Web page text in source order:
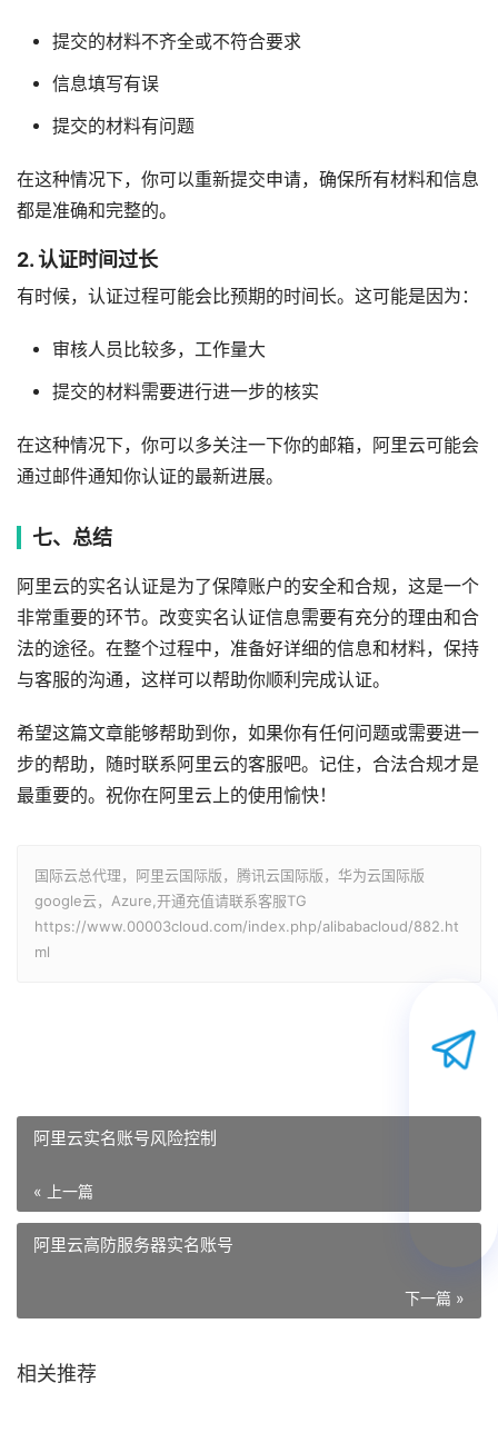
提交的材料不齐全或不符合要求
信息填写有误
提交的材料有问题
在这种情况下，你可以重新提交申请，确保所有材料和信息
都是准确和完整的。
2. 认证时间过长
有时候，认证过程可能会比预期的时间长。这可能是因为：
审核人员比较多，工作量大
提交的材料需要进行进一步的核实
在这种情况下，你可以多关注一下你的邮箱，阿里云可能会
通过邮件通知你认证的最新进展。
七、总结
阿里云的实名认证是为了保障账户的安全和合规，这是一个
非常重要的环节。改变实名认证信息需要有充分的理由和合
法的途径。在整个过程中，准备好详细的信息和材料，保持
与客服的沟通，这样可以帮助你顺利完成认证。
希望这篇文章能够帮助到你，如果你有任何问题或需要进一
步的帮助，随时联系阿里云的客服吧。记住，合法合规才是
最重要的。祝你在阿里云上的使用愉快！
国际云总代理，阿里云国际版，腾讯云国际版，华为云国际版
google云，Azure,开通充值请联系客服TG
https://www.00003cloud.com/index.php/alibabacloud/882.ht
ml
阿里云实名账号风险控制
« 上一篇
阿里云高防服务器实名账号
下一篇 »
相关推荐